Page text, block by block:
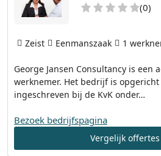
(0)
George Jansen Consultancy is een
werknemer. Het bedrijf is opgericht
ingeschreven bij de KvK onder…
Zeist Eenmanszaak 1
Bezoek bedrijfspagina
Vergelijk offertes